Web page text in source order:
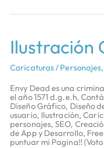
Ilustración
Caricaturas / Personajes,
Envy Dead es una
el año 1571 d.g.e.h,
Diseño Gráfico, Diseño
usuario, Ilustración,
personajes, SEO,
de App y Desarrollo,
puntuar mi Pagina!!
Ilustración
Criminal
Girl